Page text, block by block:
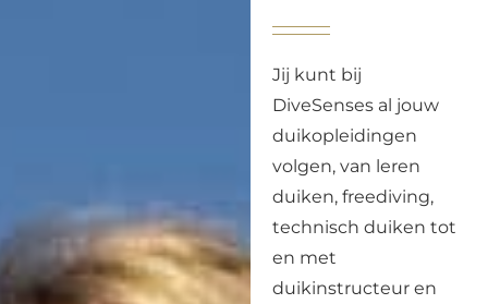
Jij kunt bij
DiveSenses al jouw
duikopleidingen
volgen, van leren
duiken, freediving,
technisch duiken tot
en met
duikinstructeur en